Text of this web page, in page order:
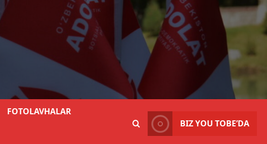
FOTOLAVHALAR
BIZ YOU TOBE’DA